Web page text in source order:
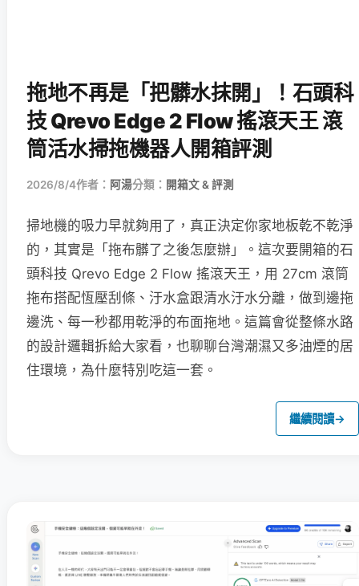
拖地不再是「把髒水抹開」！石頭科
技 Qrevo Edge 2 Flow 搖滾天王 滾
筒活水掃拖機器人開箱評測
2026/8/4作者： 阿湯分類： 開箱文 & 評測
掃地機的吸力早就夠用了，真正決定你家地板乾不乾淨
的，其實是「拖布髒了之後怎麼辦」。這次要開箱的石
頭科技 Qrevo Edge 2 Flow 搖滾天王，用 27cm 滾筒
拖布搭配恆壓刮條、汙水盒跟清水汙水分離，做到邊拖
邊洗、每一秒都用乾淨的布面拖地。這篇會從整條水路
的設計邏輯拆給大家看，也聊聊台灣潮濕又多油煙的居
住環境，為什麼特別吃這一套。
繼續閱讀→